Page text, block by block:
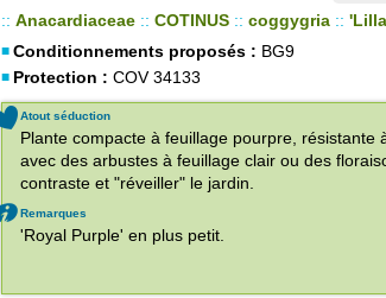
:: Anacardiaceae :: COTINUS :: coggygria ::
Conditionnements proposés : BG9
Protection : COV 34133
Atout séduction
Plante compacte à feuillage pourpre, résistante
avec des arbustes à feuillage clair ou des
contraste et "réveiller" le jardin.
Remarques
'Royal Purple' en plus petit.